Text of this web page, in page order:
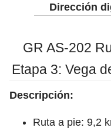
Dirección
GR AS-202
Etapa 3: Vega
Descripción:
Ruta a pie: 9,2